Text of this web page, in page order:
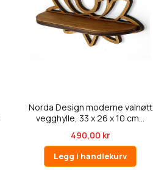
Norda Design moderne valnøtt
vegghylle, 33 x 26 x 10 cm...
490,00 kr
Legg i handlekurv